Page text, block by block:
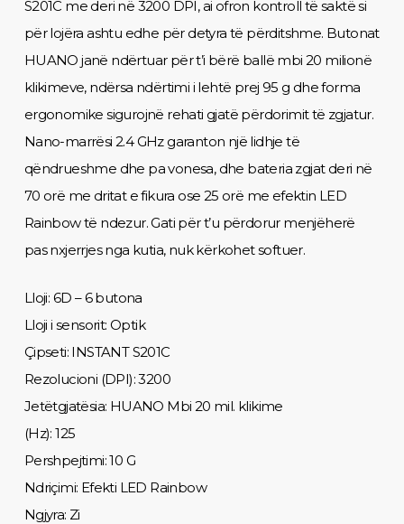
S201C me deri në 3200 DPI, ai ofron kontroll të saktë si
për lojëra ashtu edhe për detyra të përditshme. Butonat
HUANO janë ndërtuar për t’i bërë ballë mbi 20 milionë
klikimeve, ndërsa ndërtimi i lehtë prej 95 g dhe forma
ergonomike sigurojnë rehati gjatë përdorimit të zgjatur.
Nano-marrësi 2.4 GHz garanton një lidhje të
qëndrueshme dhe pa vonesa, dhe bateria zgjat deri në
70 orë me dritat e fikura ose 25 orë me efektin LED
Rainbow të ndezur. Gati për t’u përdorur menjëherë
pas nxjerrjes nga kutia, nuk kërkohet softuer.
Lloji: 6D – 6 butona
Lloji i sensorit: Optik
Çipseti: INSTANT S201C
Rezolucioni (DPI): 3200
Jetëtgjatësia: HUANO Mbi 20 mil. klikime
(Hz): 125
Pershpejtimi: 10 G
Ndriçimi: Efekti LED Rainbow
Ngjyra: Zi